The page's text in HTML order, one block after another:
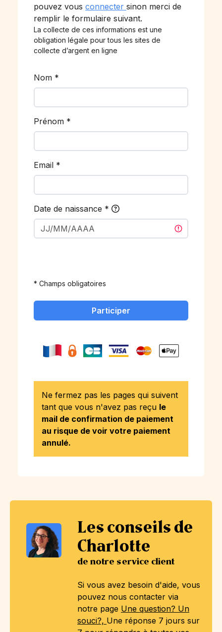
Les conseils de
Charlotte
de notre service client
Si vous avez besoin d'aide, vous
pouvez nous contacter via
notre page Une question? Un
souci?, Une réponse 7 jours sur
pouvez vous connecter sinon merci de
remplir le formulaire suivant.
La collecte de ces informations est une
obligation légale pour tous les sites de
collecte d’argent en ligne
Nom *
Prénom *
Email *
Date de naissance *
* Champs obligatoires
Participer
Ne fermez pas les pages qui suivent
tant que vous n'avez pas reçu le
mail de confirmation de paiement
au risque de voir votre paiement
annulé.